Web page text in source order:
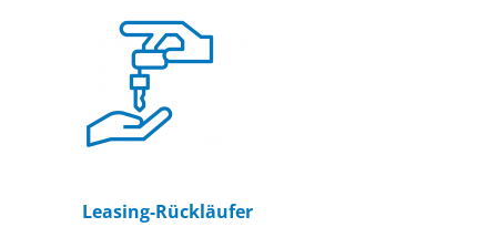
Leasing-Rückläufer